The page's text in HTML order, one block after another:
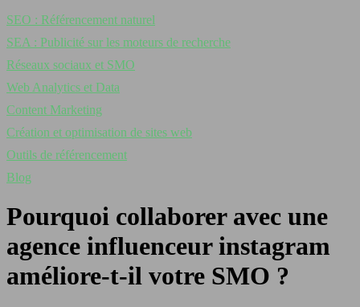
SEO : Référencement naturel
SEA : Publicité sur les moteurs de recherche
Réseaux sociaux et SMO
Web Analytics et Data
Content Marketing
Création et optimisation de sites web
Outils de référencement
Blog
Pourquoi collaborer avec une
agence influenceur instagram
améliore-t-il votre SMO ?